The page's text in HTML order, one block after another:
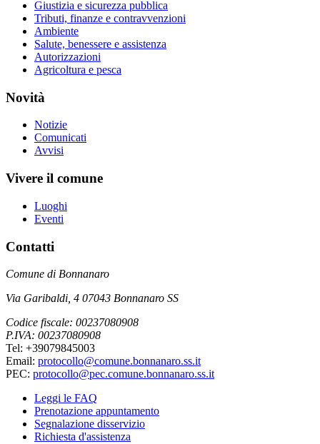
Giustizia e sicurezza pubblica
Tributi, finanze e contravvenzioni
Ambiente
Salute, benessere e assistenza
Autorizzazioni
Agricoltura e pesca
Novità
Notizie
Comunicati
Avvisi
Vivere il comune
Luoghi
Eventi
Contatti
Comune di Bonnanaro
Via Garibaldi, 4 07043 Bonnanaro SS
Codice fiscale: 00237080908
P.IVA: 00237080908
Tel: +39079845003
Email: protocollo@comune.bonnanaro.ss.it
PEC: protocollo@pec.comune.bonnanaro.ss.it
Leggi le FAQ
Prenotazione appuntamento
Segnalazione disservizio
Richiesta d'assistenza